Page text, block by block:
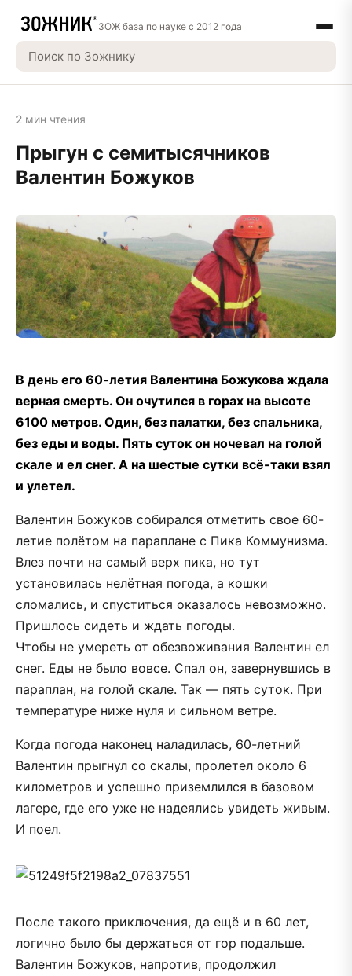
ЗОЖ база по науке с 2012 года
2 мин чтения
Прыгун с семитысячников
Валентин Божуков
В день его 60-летия Валентина Божукова ждала
верная смерть. Он очутился в горах на высоте
6100 метров. Один, без палатки, без спальника,
без еды и воды. Пять суток он ночевал на голой
скале и ел снег. А на шестые сутки всё-таки взял
и улетел.
Валентин Божуков собирался отметить свое 60-
летие полётом на параплане с Пика Коммунизма.
Влез почти на самый верх пика, но тут
установилась нелётная погода, а кошки
сломались, и спуститься оказалось невозможно.
Пришлось сидеть и ждать погоды.
Чтобы не умереть от обезвоживания Валентин ел
снег. Еды не было вовсе. Спал он, завернувшись в
параплан, на голой скале. Так — пять суток. При
температуре ниже нуля и сильном ветре.
Когда погода наконец наладилась, 60-летний
Валентин прыгнул со скалы, пролетел около 6
километров и успешно приземлился в базовом
лагере, где его уже не надеялись увидеть живым.
И поел.
После такого приключения, да ещё и в 60 лет,
логично было бы держаться от гор подальше.
Валентин Божуков, напротив, продолжил